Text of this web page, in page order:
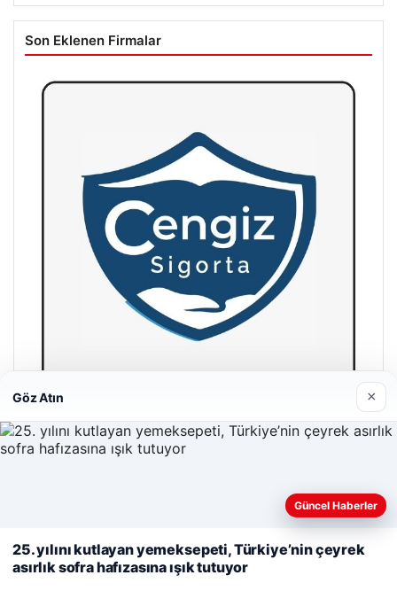
Son Eklenen Firmalar
Cengiz Sigorta
23/06/2026
Web sitemizi nasıl kullandığınızı daha iyi anlayabilmek,
kullanıyoruz.
Çerez Politikamız
Reddet Kabul Et
Göz Atın ×
Güncel Haberler
25. yılını kutlayan yemeksepeti, Türkiye’nin çeyrek
asırlık sofra hafızasına ışık tutuyor